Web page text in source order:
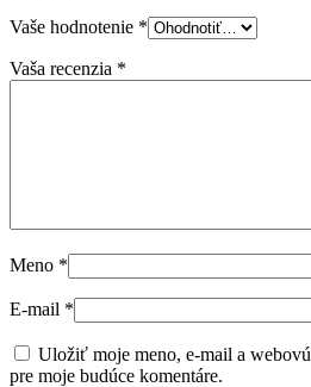
Vaše hodnotenie *
Vaša recenzia *
Meno *
E-mail *
Uložiť moje meno, e-mail a
pre moje budúce komentáre.